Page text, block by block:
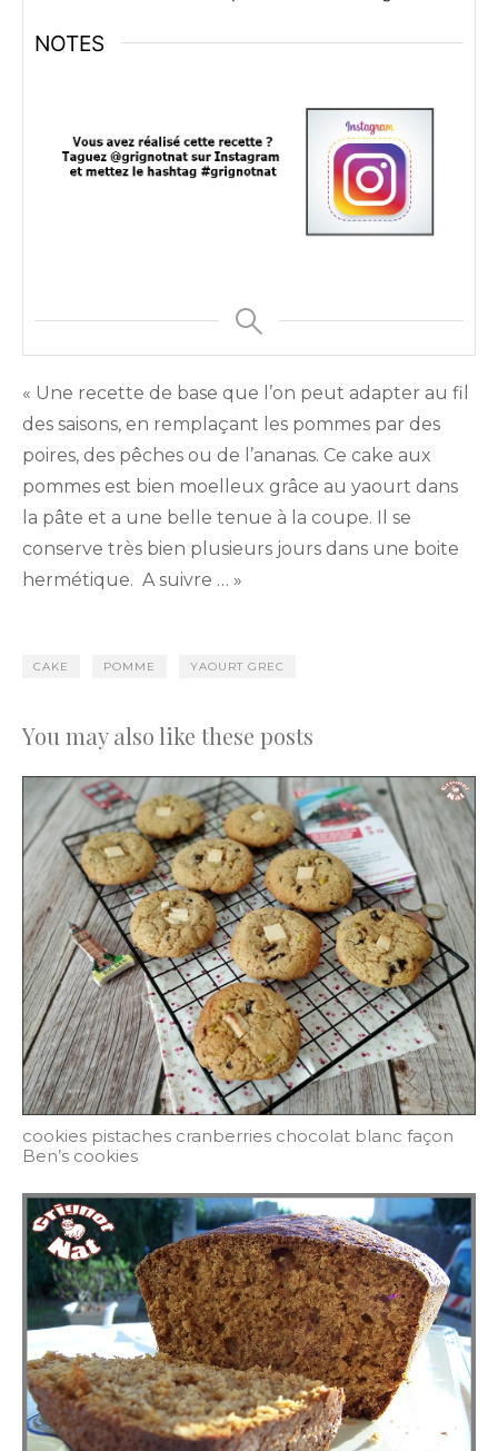
NOTES
« Une recette de base que l’on peut adapter au fil
des saisons, en remplaçant les pommes par des
poires, des pêches ou de l’ananas. Ce cake aux
pommes est bien moelleux grâce au yaourt dans
la pâte et a une belle tenue à la coupe. Il se
conserve très bien plusieurs jours dans une boite
hermétique. A suivre … »
CAKE POMME YAOURT GREC
You may also like these posts
cookies pistaches cranberries chocolat blanc façon
Ben’s cookies